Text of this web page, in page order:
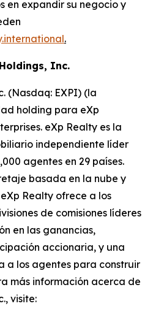
en expandir su negocio y
.
Inc.
(Nasdaq: EXPI) (la
holding para eXp
eXp Realty es la
independiente líder
agentes en 29 países.
basada en la nube y
Realty ofrece a los
de comisiones líderes
en las ganancias,
accionaria, y una
a los agentes para construir
más información acerca de
visite: